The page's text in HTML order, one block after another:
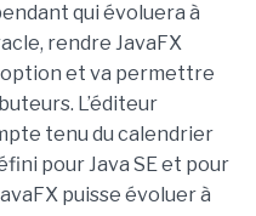
qui évoluera à
rendre JavaFX
et va permettre
L’éditeur
tenu du calendrier
pour Java SE et pour
puisse évoluer à